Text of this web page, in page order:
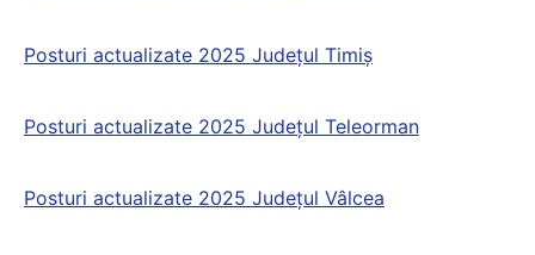
Posturi actualizate 2025 Județul Timiş
Posturi actualizate 2025 Județul Teleorman
Posturi actualizate 2025 Județul Vâlcea